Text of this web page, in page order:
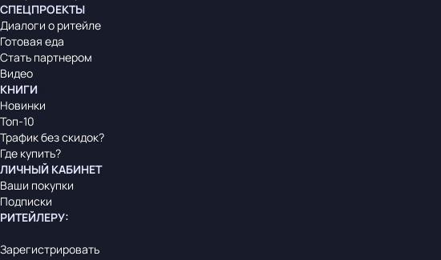
СПЕЦПРОЕКТЫ
Диалоги о ритейле
Готовая еда
Стать партнером
Видео
КНИГИ
Новинки
Топ-10
Трафик без скидок?
Где купить?
ЛИЧНЫЙ КАБИНЕТ
Ваши покупки
Подписки
РИТЕЙЛЕРУ:
Зарегистрировать